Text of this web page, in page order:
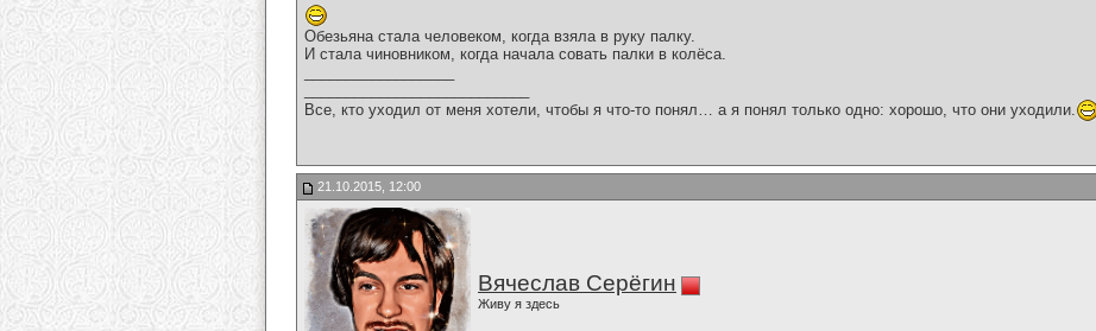
Обезьяна стала человеком, когда взяла в руку палку.
И стала чиновником, когда начала совать палки в колёса.
Все, кто уходил от меня хотели, чтобы я что-то понял… а я понял только одно: хорошо, что они уходили.
21.10.2015, 12:00
Вячеслав Серёгин
Живу я здесь